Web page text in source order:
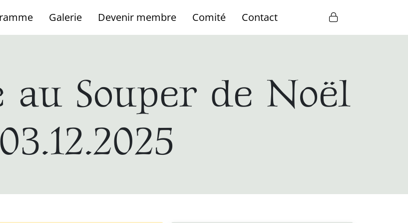
Galerie Devenir membre Comité Contact
Souper de Noël